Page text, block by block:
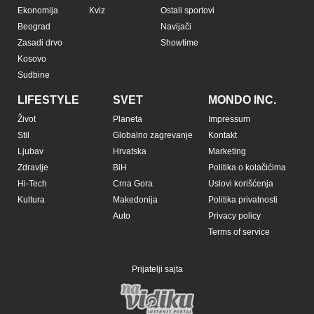
Ekonomija
Beograd
Zasadi drvo
Kosovo
Sudbine
Kviz
Ostali sportovi
Navijači
Showtime
LIFESTYLE
Život
Stil
Ljubav
Zdravlje
Hi-Tech
Kultura
SVET
Planeta
Globalno zagrevanje
Hrvatska
BiH
Crna Gora
Makedonija
Auto
MONDO INC.
Impressum
Kontakt
Marketing
Politika o kolačićima
Uslovi korišćenja
Politika privatnosti
Privacy policy
Terms of service
Prijatelji sajta